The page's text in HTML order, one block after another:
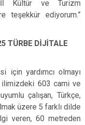
İl Kültür ve Turizm
teşekkür ediyorum.”
TÜRBE DİJİTALE
yardımcı olmayı
603 cami ve
çalışan, Türkçe,
üzere 5 farklı dilde
veren, 60 metreden